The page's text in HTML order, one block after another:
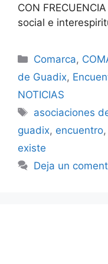
CON
social e
Categorías
Comarca,
de Guadix,
NOTICIAS
Etiquetas
asociaciones
guadix, encuentro,
existe
Deja un